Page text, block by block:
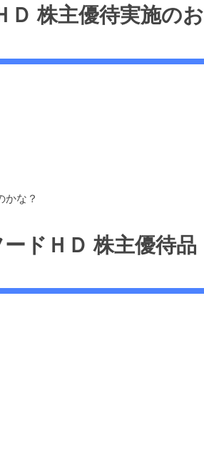
株主優待実施のお
かな？
ドＨＤ 株主優待品